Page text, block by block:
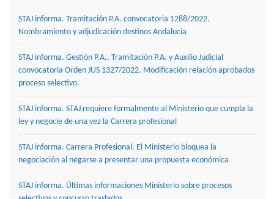
STAJ informa. Tramitación P.A. convocatoria 1288/2022.
Nombramiento y adjudicación destinos Andalucía
STAJ informa. Gestión P.A., Tramitación P.A. y Auxilio Judicial
convocatoria Orden JUS 1327/2022. Modificación relación aprobados
proceso selectivo.
STAJ informa. STAJ requiere formalmente al Ministerio que cumpla la
ley y negocie de una vez la Carrera profesional
STAJ informa. Carrera Profesional: El Ministerio bloquea la
negociación al negarse a presentar una propuesta económica
STAJ informa. Últimas informaciones Ministerio sobre procesos